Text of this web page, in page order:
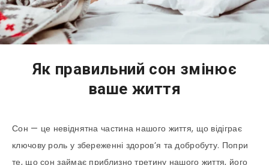
Як правильний сон змінює
ваше життя
Сон — це невіднятна частина нашого життя, що відіграє
ключову роль у збереженні здоров’я та добробуту. Попри
те, що сон займає приблизно третину нашого життя, його